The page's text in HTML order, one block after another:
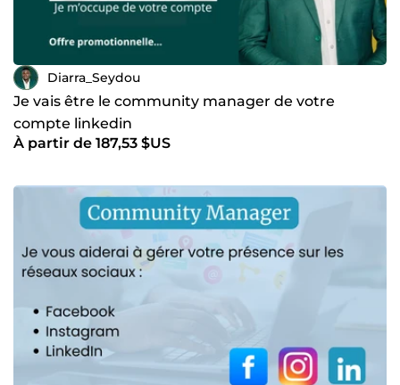
Diarra_Seydou
Je vais être le community manager de votre
compte linkedin
À partir de 187,53 $US